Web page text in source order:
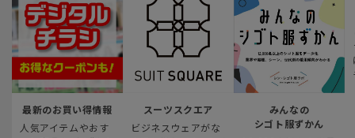
最新のお買い得情報
人気アイテムやおす
スーツスクエア
ビジネスウェアがな
みんなの
シゴト服ずかん